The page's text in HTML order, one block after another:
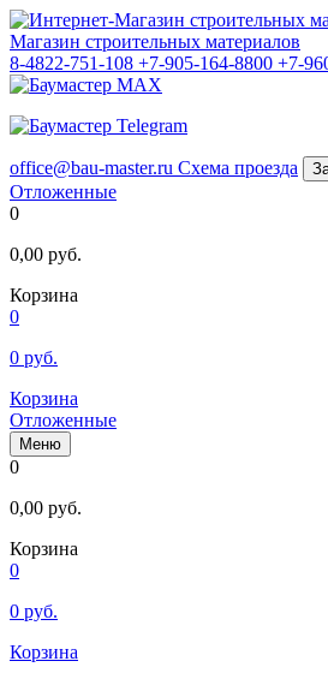
Магазин строительных материалов
8-4822-751-108 +7-905-164-8800 +7-
office@bau-master.ru Схема проезда
Отложенные
0
0,00 руб.
Корзина
0
0 руб.
Корзина
Отложенные
Меню
0
0,00 руб.
Корзина
0
0 руб.
Корзина